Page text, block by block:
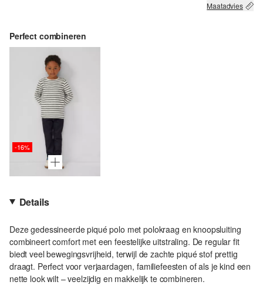
Maatadvies
Perfect combineren
-16%
Details
Deze gedessineerde piqué polo met polokraag en knoopsluiting
combineert comfort met een feestelijke uitstraling. De regular fit
biedt veel bewegingsvrijheid, terwijl de zachte piqué stof prettig
draagt. Perfect voor verjaardagen, familiefeesten of als je kind een
nette look wilt – veelzijdig en makkelijk te combineren.